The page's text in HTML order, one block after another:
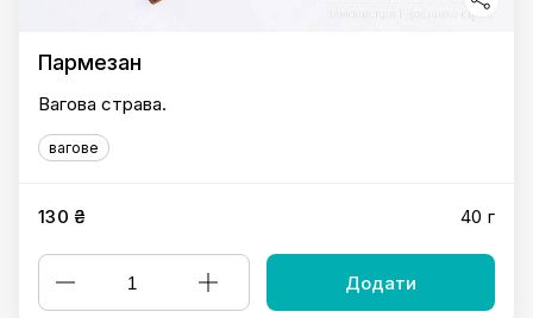
Пармезан
Вагова страва.
вагове
130 ₴ 40 г
Додати